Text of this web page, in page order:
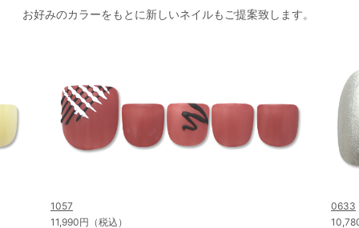
お好みのカラーをもとに新しいネイルもご提案致します。
1057
11,990円（税込）
0633